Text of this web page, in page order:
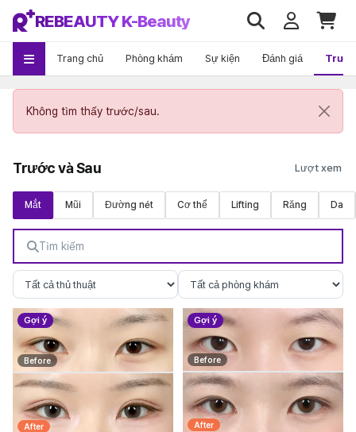
REBEAUTY K-Beauty
Trang chủ Phòng khám Sự kiện Đánh giá
Không tìm thấy trước/sau.
Trước và Sau
Mắt Mũi Đường nét Cơ thể Lifting Răng Da
Before
After
Gợi ý
Before
After
Gợi ý